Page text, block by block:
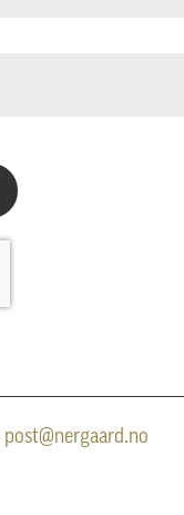
post@nergaard.no